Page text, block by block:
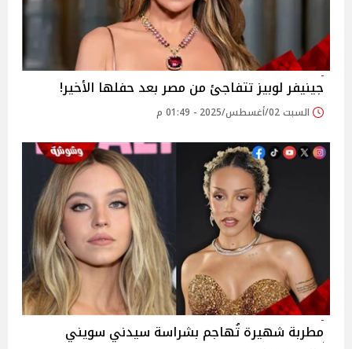
جينيفر لوبيز تتفاجئ من مصر بعد حفلها الأخير!
السبت 02/أغسطس/2025 - 01:49 م
مطربة شهيرة تُهاجم بشراسة سيدني سويني